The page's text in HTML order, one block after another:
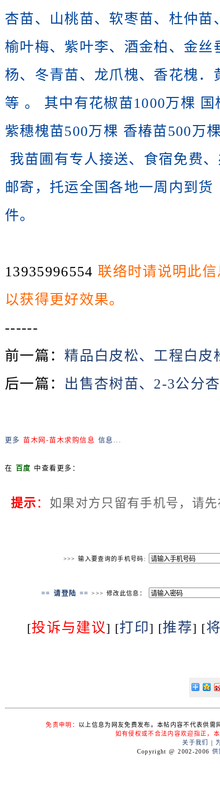
杏苗、山桃苗、软枣苗、杜仲
榆叶梅、紫叶李、酒金柏、金
杨、冬青苗、龙爪槐、香花槐
等 。 其中有花椒苗1000万棵
紫穗槐苗500万棵 香椿苗500万
我苗圃有专人接送、食宿免费
邮寄，托运全国各地一周内到
件。
13935996554 联络时请说明此
以获得更好效果。
------
前一篇： 精品白皮松、工程白皮
后一篇： 出售杏树苗、2-3公分
更多苗木网-苗木求购信息 信息...
在 百度 中查看更多：
提示： 如果对方只留有手机号，请
>>> 输入要查询的手机号码:
== 请登陆 == >>> 修改此信息：
[投诉与建议] [打印] [推荐] [
免责申明： 以上信息为网友免费发布。本帖内容不代表供
如有侵权或不合法内容欢迎指正，
关于我们
Copyright @ 2002-2006